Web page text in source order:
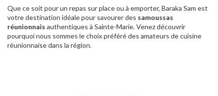
Que ce soit pour un repas sur place ou à emporter, Baraka Sam est
votre destination idéale pour savourer des samoussas
réunionnais authentiques à Sainte-Marie. Venez découvrir
pourquoi nous sommes le choix préféré des amateurs de cuisine
réunionnaise dans la région.